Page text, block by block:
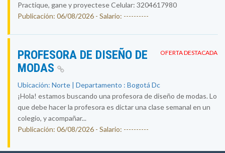
Practique, gane y proyectese Celular: 3204617980
Publicación: 06/08/2026 - Salario: ----------
OFERTA DESTACADA
PROFESORA DE DISEÑO DE
MODAS
Ubicación: Norte | Departamento : Bogotá Dc
¡Hola! estamos buscando una profesora de diseño de modas. Lo
que debe hacer la profesora es dictar una clase semanal en un
colegio, y acompañar...
Publicación: 06/08/2026 - Salario: ----------